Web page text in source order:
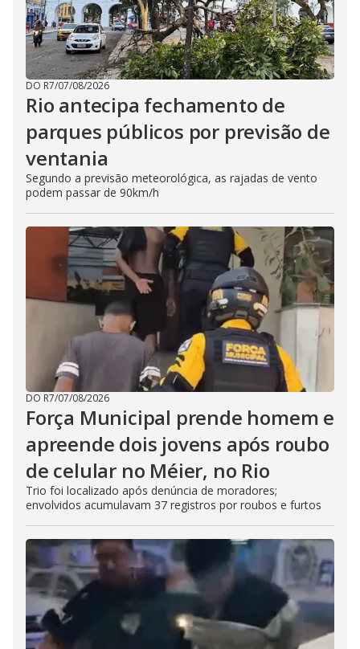
DO R7/07/08/2026
Rio antecipa fechamento de
parques públicos por previsão de
ventania
Segundo a previsão meteorológica, as rajadas de vento
podem passar de 90km/h
DO R7/07/08/2026
Força Municipal prende homem e
apreende dois jovens após roubo
de celular no Méier, no Rio
Trio foi localizado após denúncia de moradores;
envolvidos acumulavam 37 registros por roubos e furtos